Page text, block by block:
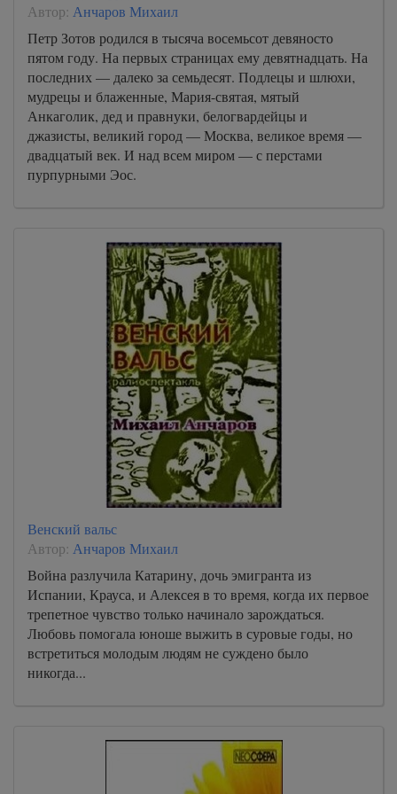
2. Гоночная корова_21
2. Гоночная корова_22
2. Гоночная корова_23
2. Гоночная корова_24
2. Гоночная корова_25
2. Гоночная корова_26
2. Гоночная корова_29
2. Гоночная корова_30
3. Крик петуха_31
3. Крик петуха_32
3. Крик петуха_33
3. Крик петуха_34
3. Крик петуха_35
3. Крик петуха_36
3. Крик петуха_37
3. Крик петуха_38
Автор: Анчаров Михаил
Петр Зотов родился в тысяча восемьсот девяносто
пятом году. На первых страницах ему девятнадцать. На
последних — далеко за семьдесят. Подлецы и шлюхи,
мудрецы и блаженные, Мария-святая, мятый
Анкаголик, дед и правнуки, белогвардейцы и
джазисты, великий город — Москва, великое время —
двадцатый век. И над всем миром — с перстами
пурпурными Эос.
Венский вальс
Автор: Анчаров Михаил
Война разлучила Катарину, дочь эмигранта из
Испании, Крауса, и Алексея в то время, когда их первое
трепетное чувство только начинало зарождаться.
Любовь помогала юноше выжить в суровые годы, но
встретиться молодым людям не суждено было
никогда...